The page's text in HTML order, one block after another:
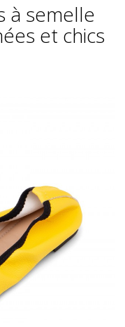
à semelle
et chics